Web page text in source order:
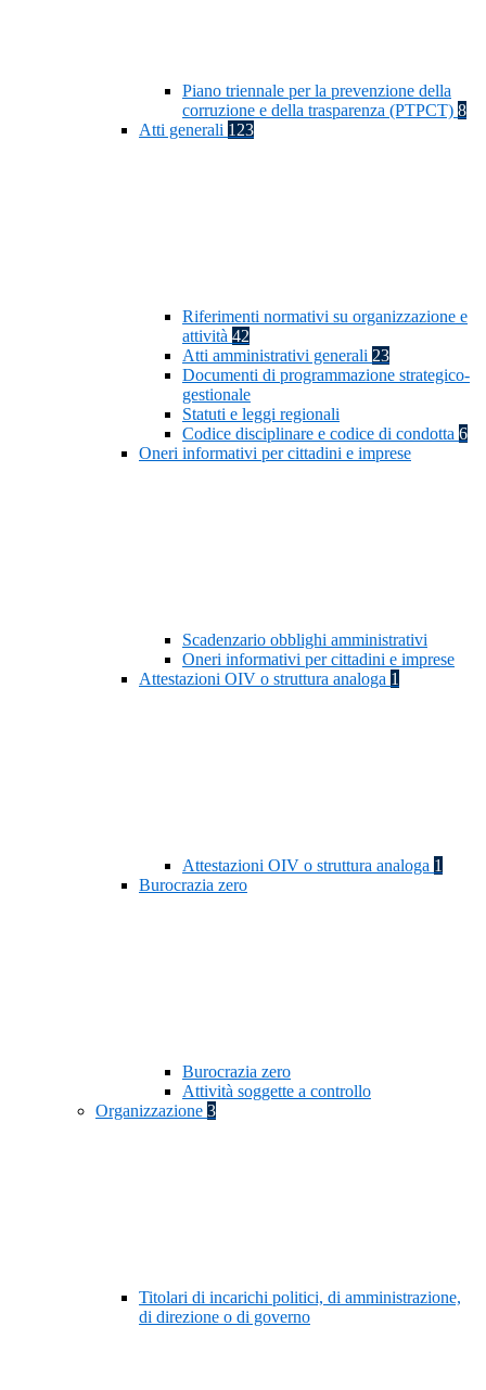
Piano triennale per la prevenzione della
corruzione e della trasparenza (PTPCT) 8
Atti generali 123
Riferimenti normativi su organizzazione e
attività 42
Atti amministrativi generali 23
Documenti di programmazione strategico-
gestionale
Statuti e leggi regionali
Codice disciplinare e codice di condotta 6
Oneri informativi per cittadini e imprese
Scadenzario obblighi amministrativi
Oneri informativi per cittadini e imprese
Attestazioni OIV o struttura analoga 1
Attestazioni OIV o struttura analoga 1
Burocrazia zero
Burocrazia zero
Attività soggette a controllo
Organizzazione 3
Titolari di incarichi politici, di amministrazione,
di direzione o di governo